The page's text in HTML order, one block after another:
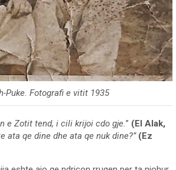
Puke. Fotografi e vitit 1935
e Zotit tend, i cili krijoi cdo gje.” (El Alak,
ata qe dine dhe ata qe nuk dine?” (Ez